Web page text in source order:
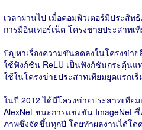
เวลาผ่านไป เมื่อคอมพิวเตอร์มีประสิ
การมีอินเทอร์เน็ต โครงข่ายประสาทเ
ปัญหาเรื่องความชันลดลงในโครงข่าย
ใช้ฟังก์ชัน ReLU เป็นฟังก์ชันกระตุ้น
ใช้ในโครงข่ายประสาทเทียมยุคแรกเริ่
ในปี 2012 ได้มีโครงข่ายประสาทเที
AlexNet ชนะการแข่งขัน ImageNet
ภาพซึ่งจัดขึ้นทุกปี โดยทำผลงานได้โด